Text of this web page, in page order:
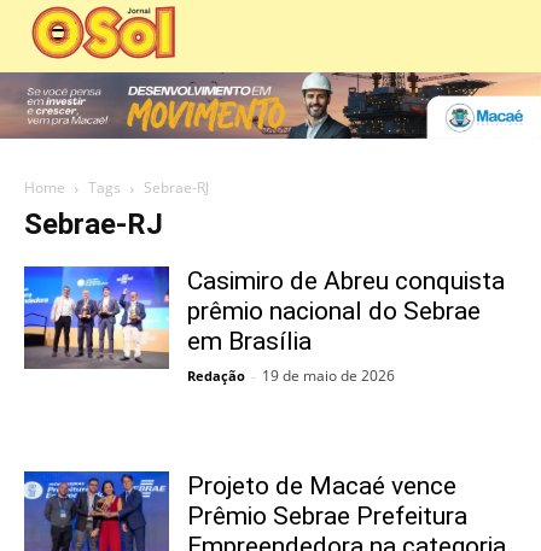
Home Tags Sebrae-RJ
Sebrae-RJ
Casimiro de Abreu conquista
prêmio nacional do Sebrae
em Brasília
Redação - 19 de maio de 2026
Projeto de Macaé vence
Prêmio Sebrae Prefeitura